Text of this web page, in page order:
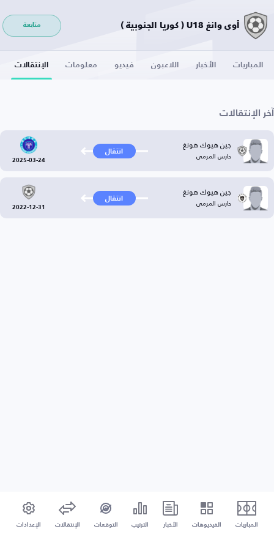
أوي وانغ U18 ( كوريا الجنوبية ) متابعة
المباريات الأخبار اللاعبون فيديو معلومات الإنتقالات
آخر الإنتقالات
جين هيوك هونغ
حارس المرمى انتقال
2025-03-24
جين هيوك هونغ
حارس المرمى انتقال
2022-12-31
المباريات الفيديوهات الأخبار الترتيب التوقعات الإنتقالات الإعدادات